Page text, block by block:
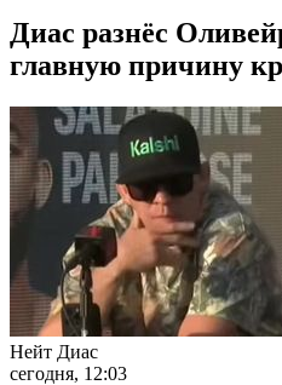
Диас разнёс
главную причину
Нейт Диас
сегодня, 12:03